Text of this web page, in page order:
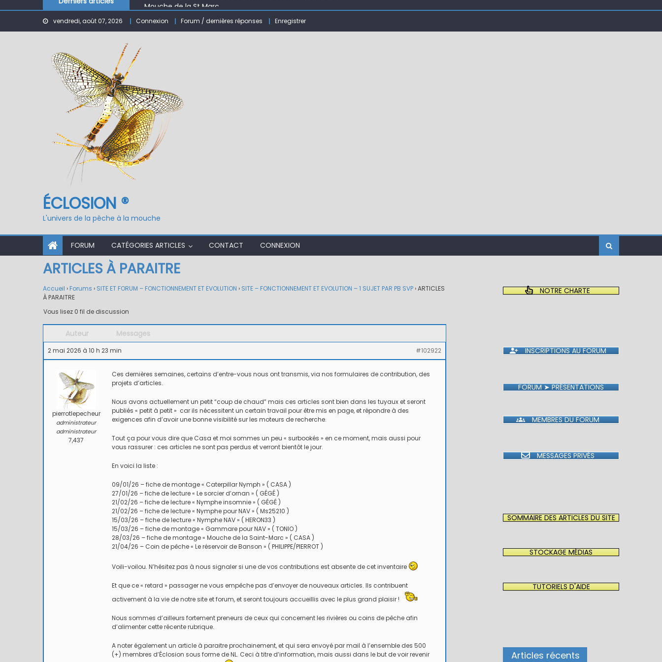
Le réservoir de BANSON ( 63 )
Nymphe pour NAV – Rubberball
vendredi, août 07, 2026 Connexion Forum / dernières réponses Enregistrer
ÉCLOSION ®
L'univers de la pêche à la mouche
FORUM CATÉGORIES ARTICLES CONTACT CONNEXION
ARTICLES À PARAITRE
Accueil › Forums › SITE ET FORUM – FONCTIONNEMENT ET EVOLUTION › SITE – FONCTIONNEMENT ET EVOLUTION – 1 SUJET PAR PB SVP›ARTICLES
À PARAITRE
Vous lisez 0 fil de discussion
Auteur Messages
2 mai 2026 à 10 h 23 min #102922
pierrotlepecheur
administrateur
administrateur
7,437
Ces dernières semaines, certains d’entre-vous nous ont transmis, via nos formulaires de contribution, des
projets d’articles.
Nous avons actuellement un petit “coup de chaud” mais ces articles sont bien dans les tuyaux et seront
publiés « petit à petit » car ils nécessitent un certain travail pour être mis en page, et répondre à des
exigences afin d’avoir une bonne visibilité sur les moteurs de recherche.
Tout ça pour vous dire que Casa et moi sommes un peu « surbookés » en ce moment, mais aussi pour
vous rassurer : ces articles ne sont pas perdus et verront bientôt le jour.
En voici la liste :
09/01/26 – fiche de montage « Caterpillar Nymph » ( CASA )
27/01/26 – fiche de lecture « Le sorcier d’ornan » ( GÉGÉ )
21/02/26 – fiche de lecture « Nymphe insomnie » ( GÉGÉ )
21/02/26 – fiche de lecture « Nymphe pour NAV » ( Ms25210 )
15/03/26 – fiche de lecture « Nymphe NAV » ( HERON33 )
15/03/26 – fiche de montage « Gammare pour NAV » ( TONIO )
28/03/26 – fiche de montage « Mouche de la Saint-Marc » ( CASA )
21/04/26 – Coin de pêche « Le réservoir de Banson » ( PHILIPPE/PIERROT )
Voili-voilou. N’hésitez pas à nous signaler si une de vos contributions est absente de cet inventaire
Et que ce « retard » passager ne vous empêche pas d’envoyer de nouveaux articles. Ils contribuent
activement à la vie de notre site et forum, et seront toujours accueillis avec le plus grand plaisir !
Nous sommes d’ailleurs fortement preneurs de ceux qui concernent les rivières ou coins de pêche afin
d’alimenter cette récente rubrique.
A noter également un article à paraitre prochainement, et qui sera envoyé par mail à l’ensemble des 500
(+) membres d’Éclosion sous forme de NL. Ceci à titre d’information, mais aussi dans le but de voir revenir
NOTRE CHARTE
INSCRIPTIONS AU FORUM
FORUM ➤ PRÉSENTATIONS
MEMBRES DU FORUM
MESSAGES PRIVÉS
SOMMAIRE DES ARTICLES DU SITE
STOCKAGE MÉDIAS
TUTORIELS D'AIDE
Articles récents